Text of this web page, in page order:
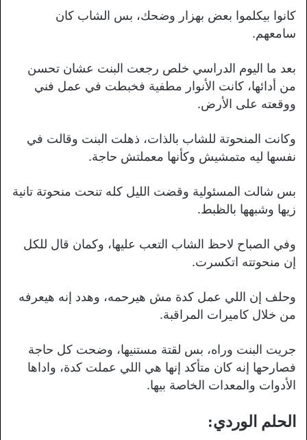
كانوا بيكلموا بعض بهزار وضحك، بس الشاب كان
سامعهم.
بعد ما اليوم الدراسي خلص رجعت البنت عشان تحسن
من أدائها، كانت الأنوار مطفية فخبطت في عمل فني
ووقعته على الأرض.
وكانت المنحوتة للشاب بالذات، ذهلت البنت وقالت في
نفسها ليه متمشيش وكأنها معملتش حاجة.
بس شالت المسئولية وقضت الليل كله تنحت منحوتة تانية
زيها وشبهها بالظبط.
وفي الصباح لاحظ الشاب التعب عليها، وكمان قال للكل
إن منحوتته اتكسرت.
وحلف إن اللي عمل كدة مش هيرحمه، وهدد إنه هيعرفه
من خلال كاميرات المراقبة.
جريت البنت وراه، بس لقتة مستنيها، وضحت كل حاجة
فصارحها إنه كان متأكد إنها هي اللي عملت كدة، واداها
الأدوات والمعدات الخاصة بيها.
الحلم الوردي: